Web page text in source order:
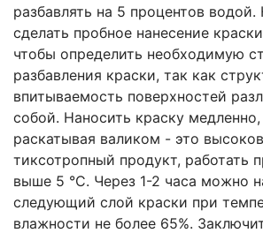
разбавлять на 5 процентов
сделать пробное нанесение
чтобы определить необходимую
разбавления краски, так как
впитываемость поверхностей
собой. Наносить краску
раска­тывая валиком - это
тиксотропный продукт, работать
выше 5 °С. Через 1-2 часа можно
следующий слой краски при
влажности не более 65%.